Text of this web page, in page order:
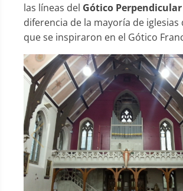
las líneas del Gótico
diferencia de la mayoría de iglesias
que se inspiraron en el Gótico